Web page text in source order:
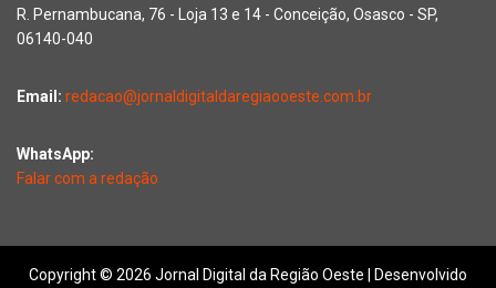
R. Pernambucana, 76 - Loja 13 e 14 - Conceição, Osasco - SP,
06140-040
Email: redacao@jornaldigitaldaregiaooeste.com.br
WhatsApp:
Falar com a redação
Copyright © 2026 Jornal Digital da Região Oeste | Desenvolvido